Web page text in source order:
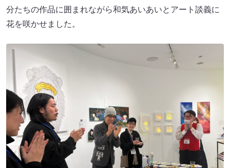
分たちの作品に囲まれながら和気あいあいとアート談義に
花を咲かせました。